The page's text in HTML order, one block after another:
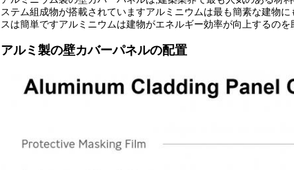
ステム組成物が搭載されていますアルミニウムは最も簡素な建物
スは簡単ですアルミニウムは建物がエネルギー効率が向上するの
アルミ製の壁カバーパネルの配置